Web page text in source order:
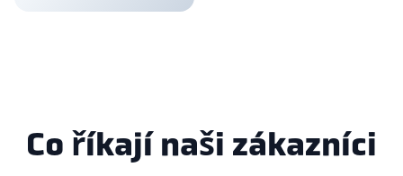
Co říkají naši zákazníci